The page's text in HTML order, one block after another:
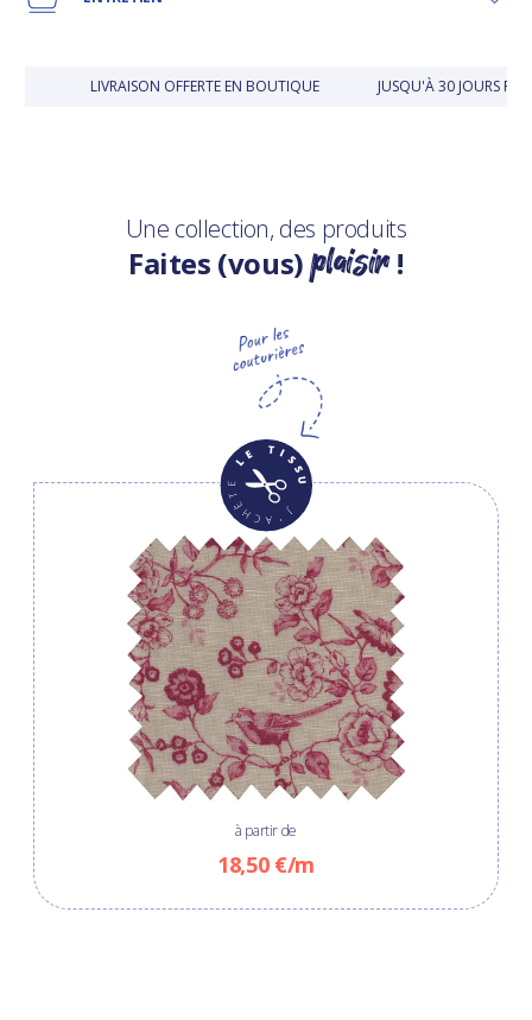
LIVRAISON OFFERTE EN BOUTIQUE JUSQU'À 30 JOURS
Une collection, des produits
Faites (vous)plaisir!
à partir de
18,50 €/m